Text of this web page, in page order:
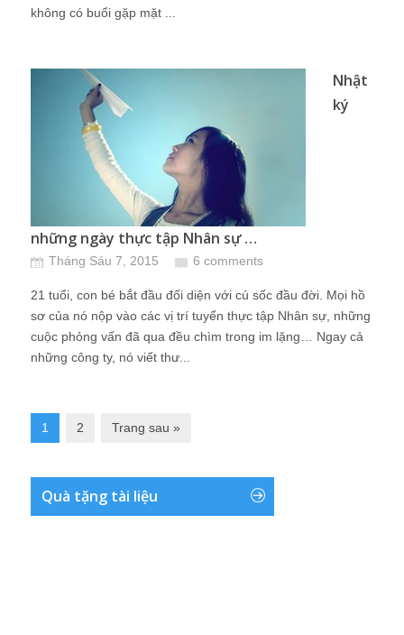
không có buổi gặp mặt ...
Nhật
ký
những ngày thực tập Nhân sự …
Tháng Sáu 7, 2015 6 comments
21 tuổi, con bé bắt đầu đối diện với cú sốc đầu đời. Mọi hồ
sơ của nó nộp vào các vị trí tuyển thực tập Nhân sự, những
cuộc phỏng vấn đã qua đều chìm trong im lặng… Ngay cả
những công ty, nó viết thư...
1 2 Trang sau »
Quà tặng tài liệu